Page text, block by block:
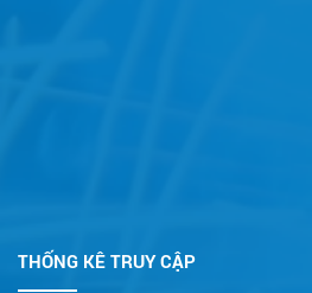
THỐNG KÊ TRUY CẬP